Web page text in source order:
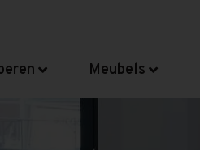
Meubels